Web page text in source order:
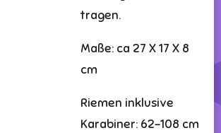
tragen.
Maße: ca 27 X 17 X 8
cm
Riemen inklusive
Karabiner: 62-108 cm